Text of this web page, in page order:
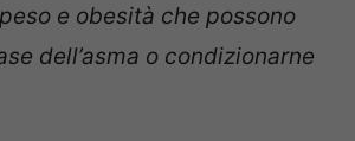
e obesità che possono
dell’asma o condizionarne